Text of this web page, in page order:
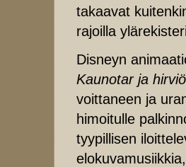
takaavat
rajoilla
Disneyn
Kaunotar ja hirviö
voittaneen ja
himoitulle
tyypillisen